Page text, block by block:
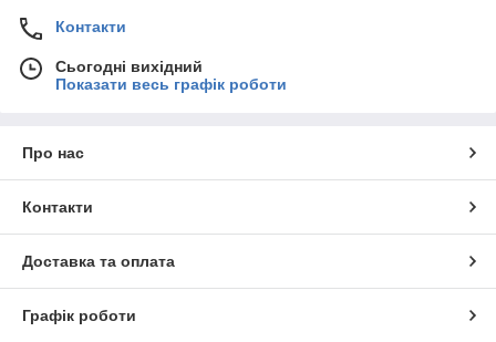
Контакти
Сьогодні вихідний
Показати весь графік роботи
Про нас
Контакти
Доставка та оплата
Графік роботи